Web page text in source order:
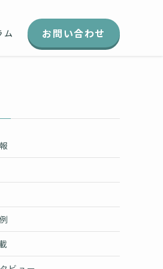
ム お問い合わせ